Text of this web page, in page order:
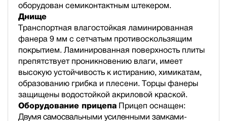
оборудован семиконтактным штекером.
Днище
Транспортная влагостойкая ламинированная
фанера 9 мм с сетчатым противоскользящим
покрытием. Ламинированная поверхность плиты
препятствует проникновению влаги, имеет
высокую устойчивость к истиранию, химикатам,
образованию грибка и плесени. Торцы фанеры
защищены водостойкой акриловой краской.
Оборудование прицепа Прицеп оснащен:
Двумя самосвальными усиленными замками-